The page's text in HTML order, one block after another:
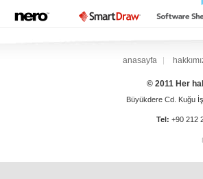
anasayfa
© 2011 Her
Büyükdere Cd. Kuğu
Tel: +90 212